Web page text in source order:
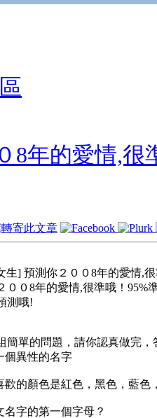
8年的愛情,很
生] 預測你２００8年的愛情,
００8年的愛情,很準哦！95%
測哦!
簡單的問題，請你認真做完，
個異性的名字
歡的顏色是紅色，黑色，藍色
名字的第一個字母？